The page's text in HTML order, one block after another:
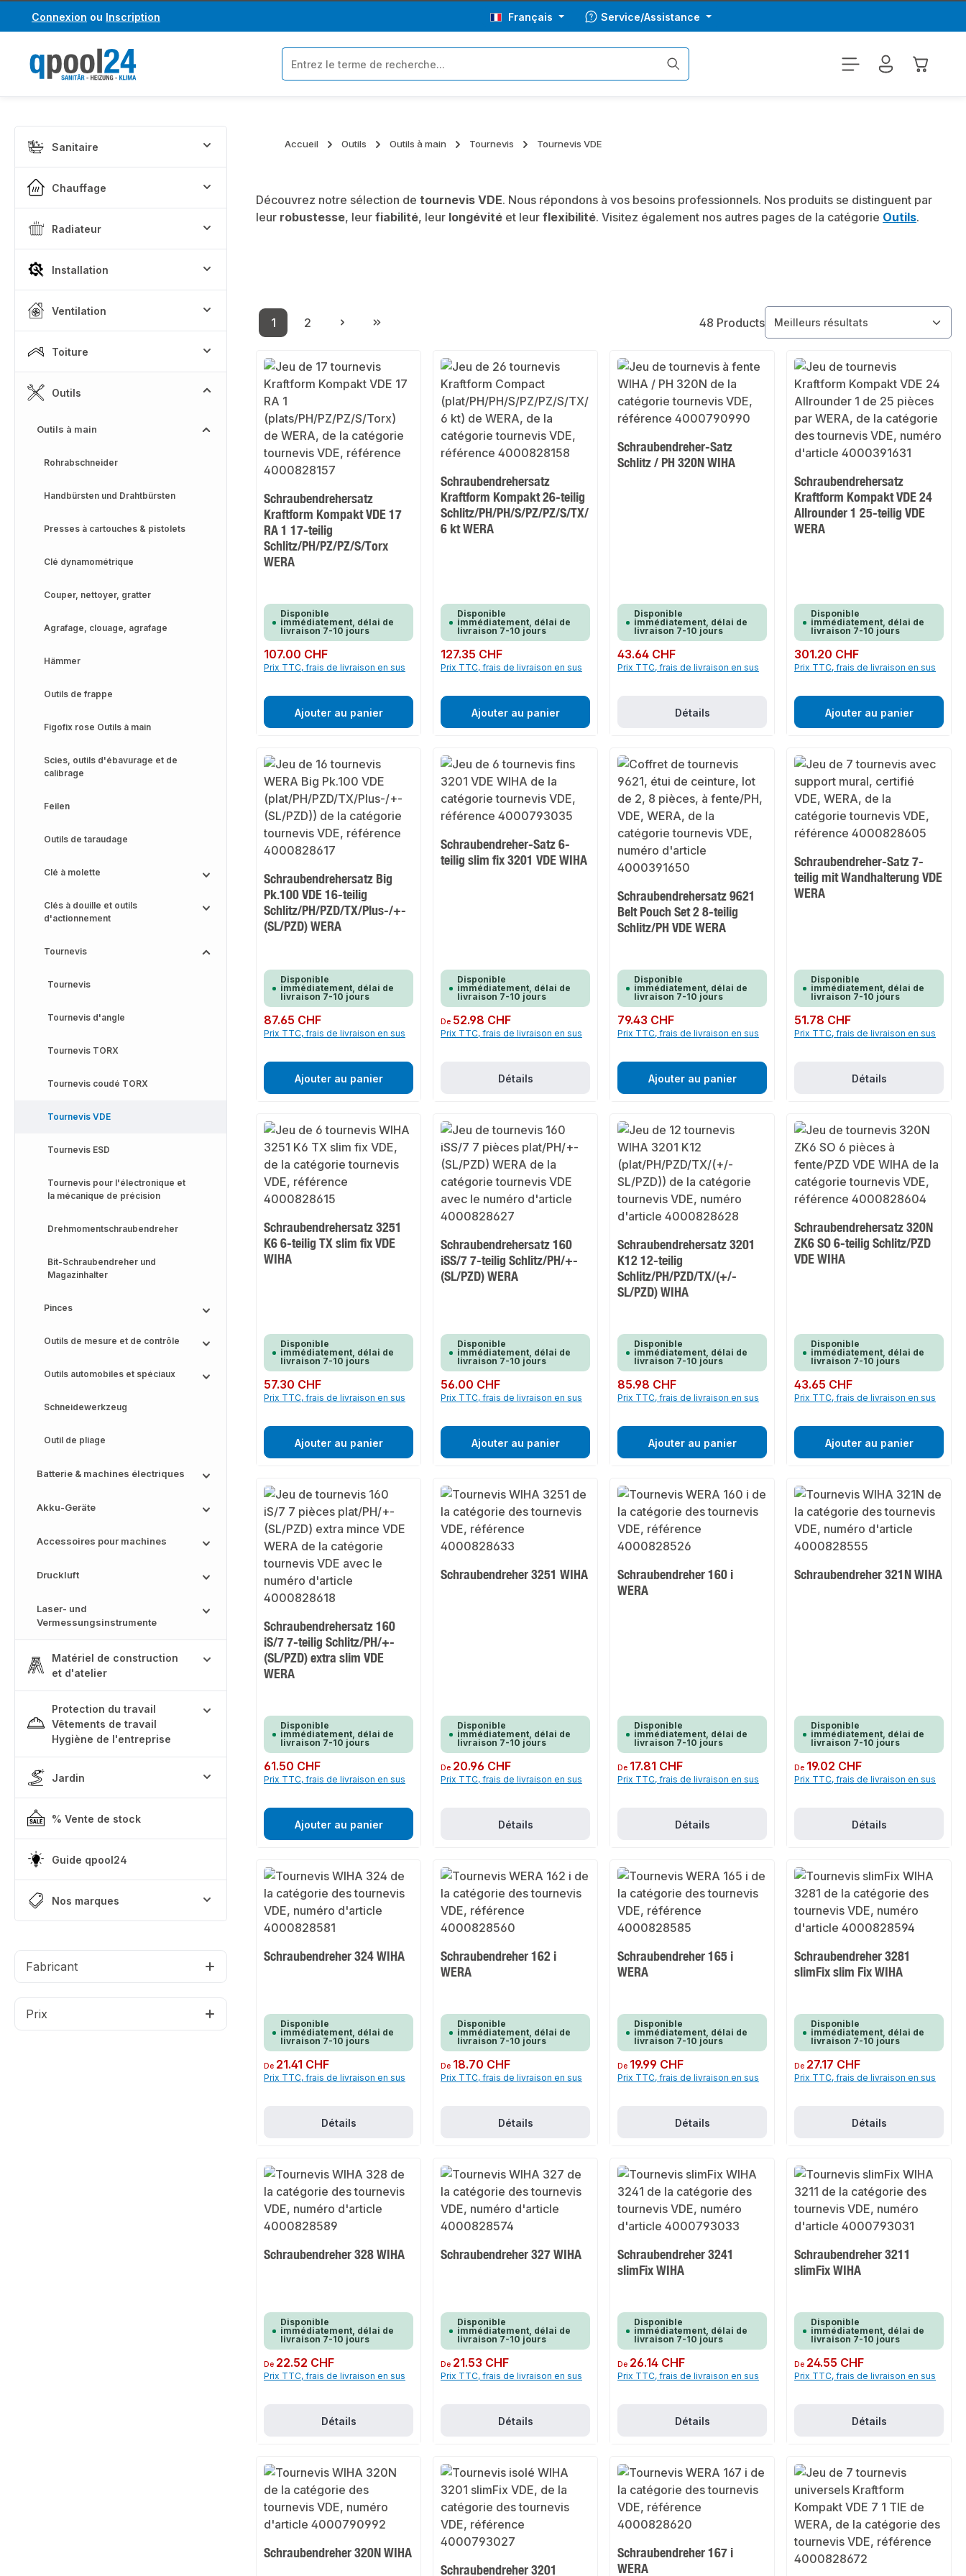
au contenu principal
Passer à la recherche
Connexion ou Inscription Français Service/Assistance
Le
Sanitaire
Chauffage
Radiateur
Installation
Ventilation
Toiture
Outils
Outils à main
Rohrabschneider
Handbürsten und Drahtbürsten
Presses à cartouches & pistolets
Clé dynamométrique
Couper, nettoyer, gratter
Agrafage, clouage, agrafage
Hämmer
Outils de frappe
Figofix rose Outils à main
Scies, outils d'ébavurage et de
calibrage
Feilen
Outils de taraudage
Clé à molette
Clés à douille et outils
d'actionnement
Tournevis
Tournevis
Tournevis d'angle
Tournevis TORX
Tournevis coudé TORX
Tournevis VDE
Tournevis ESD
Tournevis pour l'électronique et
la mécanique de précision
Drehmomentschraubendreher
Bit-Schraubendreher und
Magazinhalter
Pinces
Outils de mesure et de contrôle
Outils automobiles et spéciaux
Schneidewerkzeug
Outil de pliage
Batterie & machines électriques
Akku-Geräte
Accessoires pour machines
Druckluft
Laser- und
Vermessungsinstrumente
Matériel de construction
et d'atelier
Protection du travail
Vêtements de travail
Hygiène de l'entreprise
Jardin
% Vente de stock
Guide qpool24
Nos marques
Fabricant
Prix
Accueil Outils Outils à main Tournevis Tournevis VDE
Découvrez notre sélection de tournevis VDE. Nous répondons à vos besoins professionnels. Nos produits se distinguent par
leur robustesse, leur fiabilité, leur longévité et leur flexibilité. Visitez également nos autres pages de la catégorie Outils.
Page
1
Page
2 48 Products
Schraubendrehersatz
Kraftform Kompakt VDE 17
RA 1 17-teilig
Schlitz/PH/PZ/PZ/S/Torx
WERA
Disponible
immédiatement, délai de
livraison 7-10 jours
Prix régulier :
107.00 CHF
Prix TTC, frais de livraison en sus
Ajouter au panier
Schraubendrehersatz
Kraftform Kompakt 26-teilig
Schlitz/PH/PH/S/PZ/PZ/S/TX/
6 kt WERA
Disponible
immédiatement, délai de
livraison 7-10 jours
Prix régulier :
127.35 CHF
Prix TTC, frais de livraison en sus
Ajouter au panier
Schraubendreher-Satz
Schlitz / PH 320N WIHA
Disponible
immédiatement, délai de
livraison 7-10 jours
Prix régulier :
43.64 CHF
Prix TTC, frais de livraison en sus
Détails
Schraubendrehersatz
Kraftform Kompakt VDE 24
Allrounder 1 25-teilig VDE
WERA
Disponible
immédiatement, délai de
livraison 7-10 jours
Prix régulier :
301.20 CHF
Prix TTC, frais de livraison en sus
Ajouter au panier
Schraubendrehersatz Big
Pk.100 VDE 16-teilig
Schlitz/PH/PZD/TX/Plus-/+-
(SL/PZD) WERA
Disponible
immédiatement, délai de
livraison 7-10 jours
Prix régulier :
87.65 CHF
Prix TTC, frais de livraison en sus
Ajouter au panier
Schraubendreher-Satz 6-
teilig slim fix 3201 VDE WIHA
Disponible
immédiatement, délai de
livraison 7-10 jours
Prix régulier :
De 52.98 CHF
Prix TTC, frais de livraison en sus
Détails
Schraubendrehersatz 9621
Belt Pouch Set 2 8-teilig
Schlitz/PH VDE WERA
Disponible
immédiatement, délai de
livraison 7-10 jours
Prix régulier :
79.43 CHF
Prix TTC, frais de livraison en sus
Ajouter au panier
Schraubendreher-Satz 7-
teilig mit Wandhalterung VDE
WERA
Disponible
immédiatement, délai de
livraison 7-10 jours
Prix régulier :
51.78 CHF
Prix TTC, frais de livraison en sus
Détails
Schraubendrehersatz 3251
K6 6-teilig TX slim fix VDE
WIHA
Disponible
immédiatement, délai de
livraison 7-10 jours
Prix régulier :
57.30 CHF
Prix TTC, frais de livraison en sus
Ajouter au panier
Schraubendrehersatz 160
iSS/7 7-teilig Schlitz/PH/+-
(SL/PZD) WERA
Disponible
immédiatement, délai de
livraison 7-10 jours
Prix régulier :
56.00 CHF
Prix TTC, frais de livraison en sus
Ajouter au panier
Schraubendrehersatz 3201
K12 12-teilig
Schlitz/PH/PZD/TX/(+/-
SL/PZD) WIHA
Disponible
immédiatement, délai de
livraison 7-10 jours
Prix régulier :
85.98 CHF
Prix TTC, frais de livraison en sus
Ajouter au panier
Schraubendrehersatz 320N
ZK6 SO 6-teilig Schlitz/PZD
VDE WIHA
Disponible
immédiatement, délai de
livraison 7-10 jours
Prix régulier :
43.65 CHF
Prix TTC, frais de livraison en sus
Ajouter au panier
Schraubendrehersatz 160
iS/7 7-teilig Schlitz/PH/+-
(SL/PZD) extra slim VDE
WERA
Disponible
immédiatement, délai de
livraison 7-10 jours
Prix régulier :
61.50 CHF
Prix TTC, frais de livraison en sus
Ajouter au panier
Schraubendreher 3251 WIHA
Disponible
immédiatement, délai de
livraison 7-10 jours
Prix régulier :
De 20.96 CHF
Prix TTC, frais de livraison en sus
Détails
Schraubendreher 160 i
WERA
Disponible
immédiatement, délai de
livraison 7-10 jours
Prix régulier :
De 17.81 CHF
Prix TTC, frais de livraison en sus
Détails
Schraubendreher 321N WIHA
Disponible
immédiatement, délai de
livraison 7-10 jours
Prix régulier :
De 19.02 CHF
Prix TTC, frais de livraison en sus
Détails
Schraubendreher 324 WIHA
Disponible
immédiatement, délai de
livraison 7-10 jours
Prix régulier :
De 21.41 CHF
Prix TTC, frais de livraison en sus
Détails
Schraubendreher 162 i
WERA
Disponible
immédiatement, délai de
livraison 7-10 jours
Prix régulier :
De 18.70 CHF
Prix TTC, frais de livraison en sus
Détails
Schraubendreher 165 i
WERA
Disponible
immédiatement, délai de
livraison 7-10 jours
Prix régulier :
De 19.99 CHF
Prix TTC, frais de livraison en sus
Détails
Schraubendreher 3281
slimFix slim Fix WIHA
Disponible
immédiatement, délai de
livraison 7-10 jours
Prix régulier :
De 27.17 CHF
Prix TTC, frais de livraison en sus
Détails
Schraubendreher 328 WIHA
Disponible
immédiatement, délai de
livraison 7-10 jours
Prix régulier :
De 22.52 CHF
Prix TTC, frais de livraison en sus
Détails
Schraubendreher 327 WIHA
Disponible
immédiatement, délai de
livraison 7-10 jours
Prix régulier :
De 21.53 CHF
Prix TTC, frais de livraison en sus
Détails
Schraubendreher 3241
slimFix WIHA
Disponible
immédiatement, délai de
livraison 7-10 jours
Prix régulier :
De 26.14 CHF
Prix TTC, frais de livraison en sus
Détails
Schraubendreher 3211
slimFix WIHA
Disponible
immédiatement, délai de
livraison 7-10 jours
Prix régulier :
De 24.55 CHF
Prix TTC, frais de livraison en sus
Détails
Schraubendreher 320N WIHA
Schraubendreher 3201
Schraubendreher 167 i
WERA